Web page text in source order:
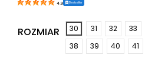
4.9 Bestseller
ROZMIAR 30 31 32 33
38
39 40 41